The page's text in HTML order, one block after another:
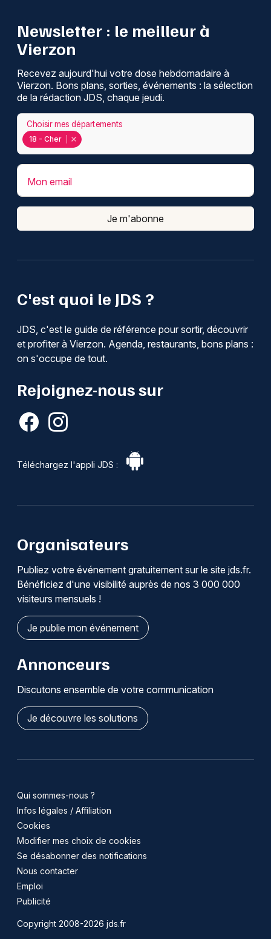
C'est quoi le JDS ?
JDS, c'est le guide de référence pour sortir, découvrir
et profiter à Vierzon. Agenda, restaurants, bons plans :
on s'occupe de tout.
Rejoignez-nous sur
Téléchargez l'appli JDS :
Newsletter : le meilleur à
Vierzon
Recevez aujourd'hui votre dose hebdomadaire à
Vierzon. Bons plans, sorties, événements : la sélection
de la rédaction JDS, chaque jeudi.
18 - Cher
Choisir mes départements
Mon email
Je m'abonne
Organisateurs
Publiez votre événement gratuitement sur le site jds.fr.
Bénéficiez d'une visibilité auprès de nos 3 000 000
visiteurs mensuels !
Je publie mon événement
Annonceurs
Discutons ensemble de votre communication
Je découvre les solutions
Qui sommes-nous ?
Infos légales / Affiliation
Cookies
Modifier mes choix de cookies
Se désabonner des notifications
Nous contacter
Emploi
Publicité
Copyright 2008-2026 jds.fr